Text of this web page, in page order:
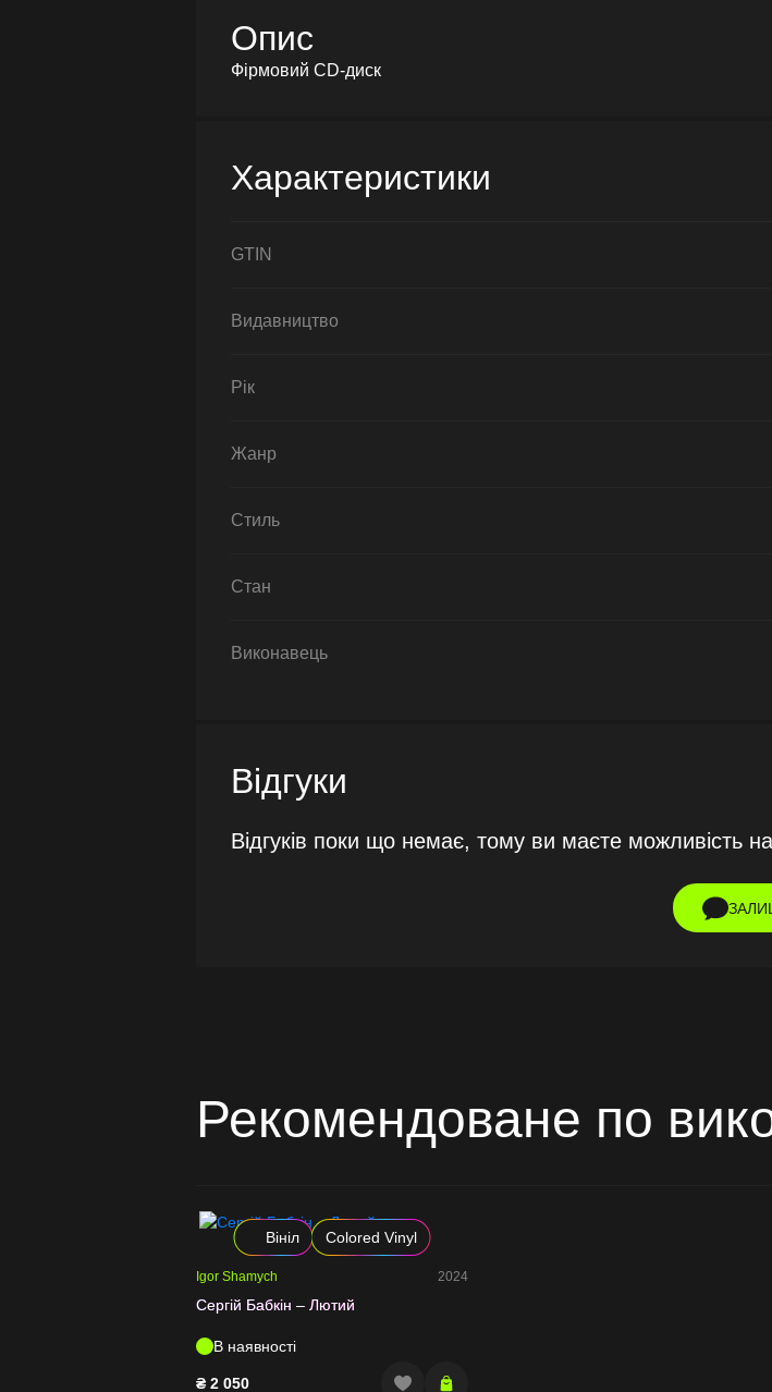
Опис
Фірмовий CD-диск
Характеристики
GTIN
Видавництво
Рік
Жанр
Стиль
Стан
Виконавець
Відгуки
Відгуків поки що немає, тому ви маєте можливість
Рекомендоване по
Вініл Colored Vinyl
Igor Shamych 2024
Сергій Бабкін – Лютий
В наявності
₴ 2 050